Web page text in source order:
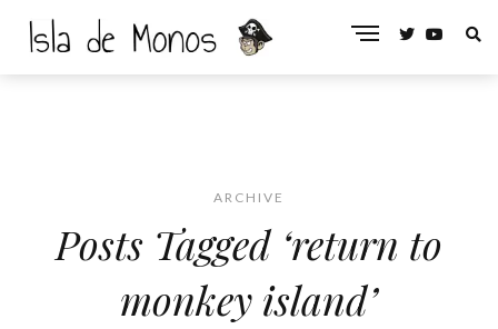
ARCHIVE
Posts Tagged ‘return to
monkey island’